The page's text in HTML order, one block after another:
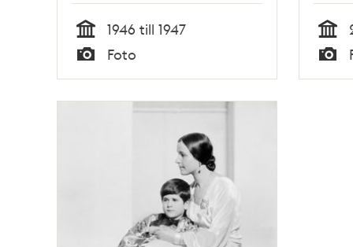
Tid
1946 till 1947
Typ
Foto Tid
Typ